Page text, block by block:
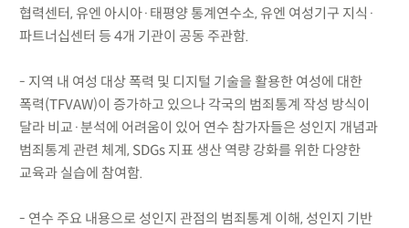
협력센터, 유엔 아시아·태평양 통계연수소, 유엔 여성기구 지식·
파트너십센터 등 4개 기관이 공동 주관함.
- 지역 내 여성 대상 폭력 및 디지털 기술을 활용한 여성에 대한
폭력(TFVAW)이 증가하고 있으나 각국의 범죄통계 작성 방식이
달라 비교·분석에 어려움이 있어 연수 참가자들은 성인지 개념과
범죄통계 관련 체계, SDGs 지표 생산 역량 강화를 위한 다양한
교육과 실습에 참여함.
- 연수 주요 내용으로 성인지 관점의 범죄통계 이해, 성인지 기반